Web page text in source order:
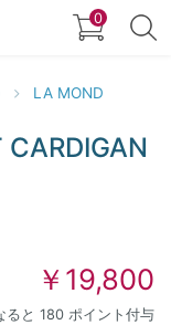
0
LA MOND
￥19,800
ると 180 ポイント付与